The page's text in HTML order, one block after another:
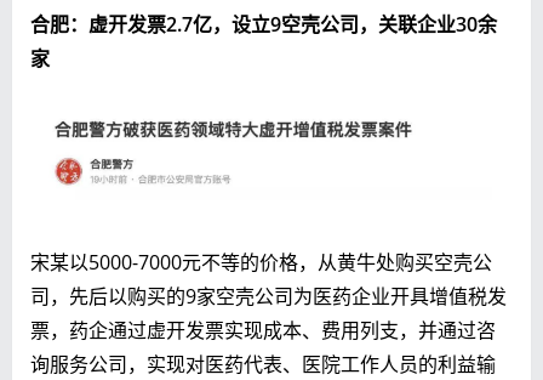
合肥：虚开发票2.7亿，设立9空壳公司，关联企业30余
家
宋某以5000-7000元不等的价格， 从黄牛处购买空壳公
司，先后以购买的9家空壳公司为医药企业开具增值税发
票，药企通过虚开发票实现成本、费用列支， 并通过咨
询服务公司，实现对医药代表、医院工作人员的利益输